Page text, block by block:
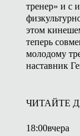
тренер» и с
этом
теперь
молодому
наставник
ЧИТАЙТЕ
18:00вчера